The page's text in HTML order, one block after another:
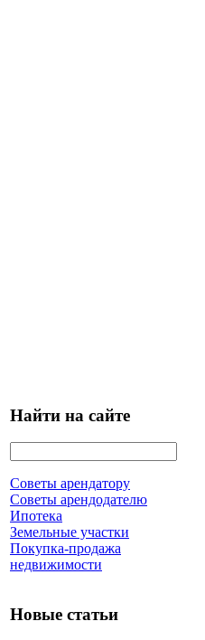
Найти на сайте
Советы арендатору
Советы арендодателю
Ипотека
Земельные участки
Покупка-продажа
недвижимости
Новые статьи